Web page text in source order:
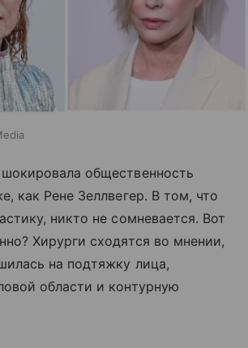
общественность
как Рене Зеллвегер. В том, что
никто не сомневается. Вот
Хирурги сходятся во мнении,
на подтяжку лица,
области и контурную